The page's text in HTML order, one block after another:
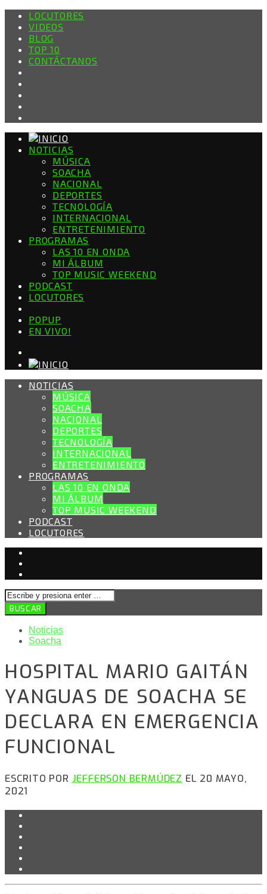
LOCUTORES
VIDEOS
BLOG
TOP 10
CONTÁCTANOS
NOTICIAS
MÚSICA
SOACHA
NACIONAL
DEPORTES
TECNOLOGÍA
INTERNACIONAL
ENTRETENIMIENTO
PROGRAMAS
LAS 10 EN ONDA
MI ÁLBUM
TOP MUSIC WEEKEND
PODCAST
LOCUTORES
POPUP
EN VIVO!
NOTICIAS
MÚSICA
SOACHA
NACIONAL
DEPORTES
TECNOLOGÍA
INTERNACIONAL
ENTRETENIMIENTO
PROGRAMAS
LAS 10 EN ONDA
MI ÁLBUM
TOP MUSIC WEEKEND
PODCAST
LOCUTORES
Noticias
Soacha
HOSPITAL MARIO GAITÁN
YANGUAS DE SOACHA SE
DECLARA EN EMERGENCIA
FUNCIONAL
ESCRITO POR JEFFERSON BERMÚDEZ EL 20 MAYO,
2021